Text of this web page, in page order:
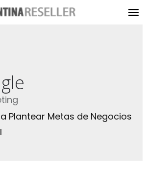
Plantear Metas de Negocios